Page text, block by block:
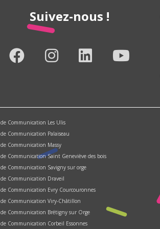
Suivez-nous !
de Communication Les Ulis
de Communication Palaiseau
de Communication Massy
de Communication Saint Geneviève des bois
de Communication Savigny sur orge
de Communication Draveil
de Communication Evry Courcouronnes
de Communication Viry-Châtillon
de Communication Brétigny sur Orge
de Communication Corbeil Essonnes